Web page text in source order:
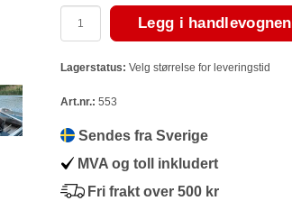
Legg i handlevognen
Lagerstatus: Velg størrelse for leveringstid
Art.nr.: 553
Sendes fra Sverige
MVA og toll inkludert
Fri frakt over 500 kr